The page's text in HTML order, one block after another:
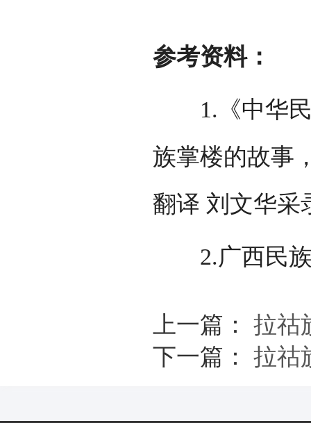
参考资料：
1.《中华民
族掌楼的故事
翻译 刘文华采
2.广西民族
上一篇： 拉祜
下一篇： 拉祜